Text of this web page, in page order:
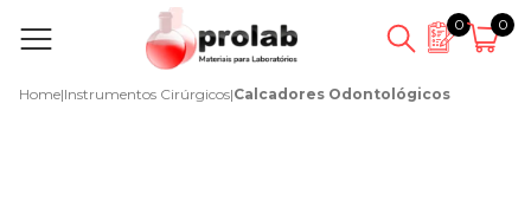
0 0
Home|Instrumentos Cirúrgicos|Calcadores Odontológicos